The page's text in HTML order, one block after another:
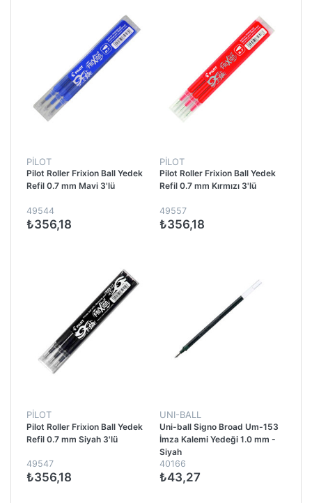
PİLOT
Pilot Roller Frixion Ball Yedek
Refil 0.7 mm Mavi 3'lü
49544
₺356,18
PİLOT
Pilot Roller Frixion Ball Yedek
Refil 0.7 mm Kırmızı 3'lü
49557
₺356,18
PİLOT
Pilot Roller Frixion Ball Yedek
Refil 0.7 mm Siyah 3'lü
49547
₺356,18
UNI-BALL
Uni-ball Signo Broad Um-153
İmza Kalemi Yedeği 1.0 mm -
Siyah
40166
₺43,27